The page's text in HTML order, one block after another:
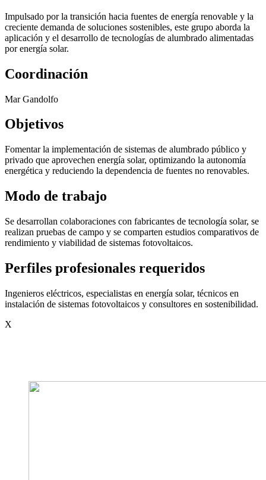
Impulsado por la transición hacia fuentes de energía renovable y la
creciente demanda de soluciones sostenibles, este grupo aborda la
aplicación y el desarrollo de tecnologías de alumbrado alimentadas
por energía solar.
Coordinación
Mar Gandolfo
Objetivos
Fomentar la implementación de sistemas de alumbrado público y
privado que aprovechen energía solar, optimizando la autonomía
energética y reduciendo la dependencia de fuentes no renovables.
Modo de trabajo
Se desarrollan colaboraciones con fabricantes de tecnología solar, se
realizan pruebas de campo y se comparten estudios comparativos de
rendimiento y viabilidad de sistemas fotovoltaicos.
Perfiles profesionales requeridos
Ingenieros eléctricos, especialistas en energía solar, técnicos en
instalación de sistemas fotovoltaicos y consultores en sostenibilidad.
X